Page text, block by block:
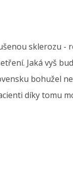
sklerozu
Jaká vyš
bohužel
díky tomu